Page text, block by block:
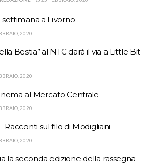
settimana a Livorno
2020
Bestia” al NTC darà il via a Little Bit
2020
al Mercato Centrale
2020
Racconti sul filo di Modigliani
2020
la seconda edizione della rassegna